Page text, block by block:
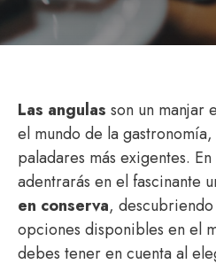
Las angulas son un manjar
el mundo de la
paladares más exigentes.
adentrarás en el fascinante
en conserva, descubriendo
opciones disponibles en el
debes tener en cuenta al